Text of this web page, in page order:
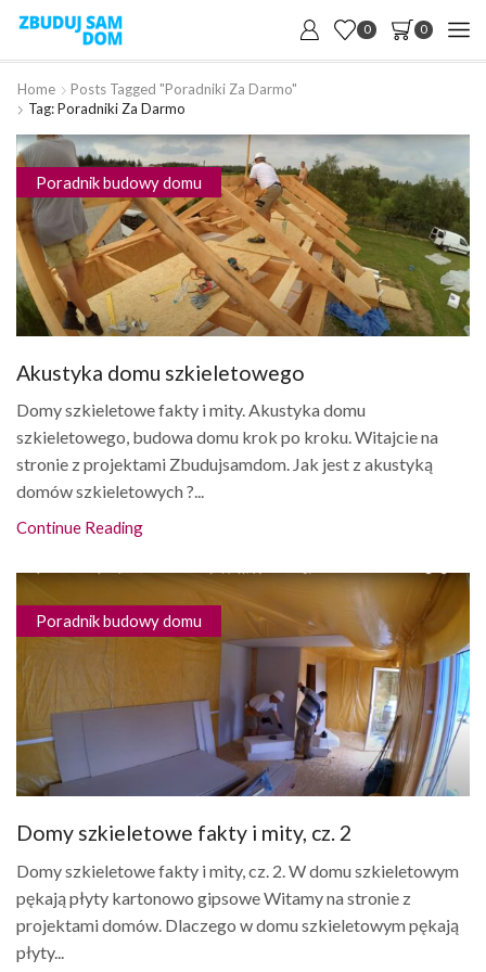
0 0
Home
Posts Tagged "poradniki Za Darmo"
Tag: Poradniki Za Darmo
Poradnik budowy domu
Akustyka domu szkieletowego
Domy szkieletowe fakty i mity. Akustyka domu
szkieletowego, budowa domu krok po kroku. Witajcie na
stronie z projektami Zbudujsamdom. Jak jest z akustyką
domów szkieletowych ?...
Continue Reading
Poradnik budowy domu
Domy szkieletowe fakty i mity, cz. 2
Domy szkieletowe fakty i mity, cz. 2. W domu szkieletowym
pękają płyty kartonowo gipsowe Witamy na stronie z
projektami domów. Dlaczego w domu szkieletowym pękają
płyty...